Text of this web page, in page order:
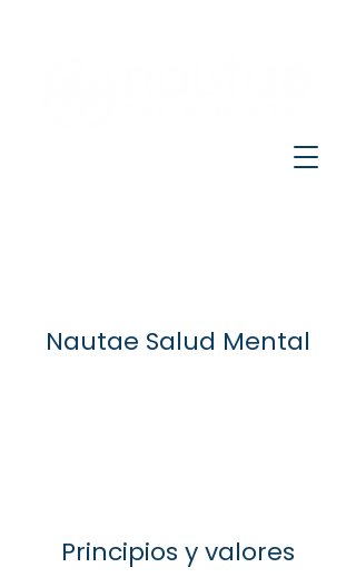
Nautae Salud Mental
Principios y valores